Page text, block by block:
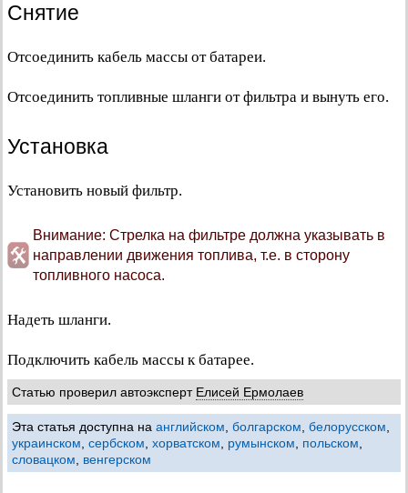
Снятие
Отсоединить кабель массы от батареи.
Отсоединить топливные шланги от фильтра и вынуть его.
Установка
Установить новый фильтр.
Внимание: Стрелка на фильтре должна указывать в
направлении движения топлива, т.е. в сторону
топливного насоса.
Надеть шланги.
Подключить кабель массы к батарее.
Статью проверил автоэксперт Елисей Ермолаев
Эта статья доступна на английском болгарском белорусском
украинском сербском хорватском румынском польском
словацком
венгерском